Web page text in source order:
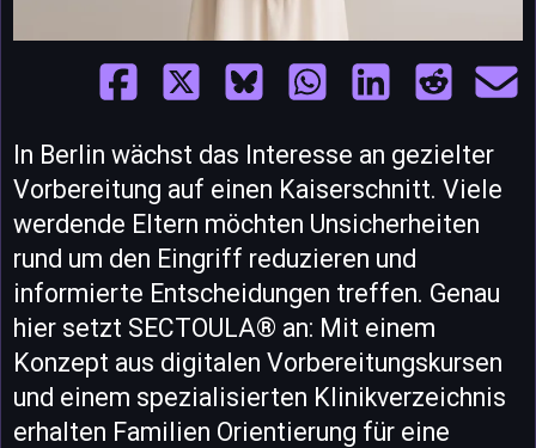
In Berlin wächst das Interesse an gezielter
Vorbereitung auf einen Kaiserschnitt. Viele
werdende Eltern möchten Unsicherheiten
rund um den Eingriff reduzieren und
informierte Entscheidungen treffen. Genau
hier setzt SECTOULA® an: Mit einem
Konzept aus digitalen Vorbereitungskursen
und einem spezialisierten Klinikverzeichnis
erhalten Familien Orientierung für eine